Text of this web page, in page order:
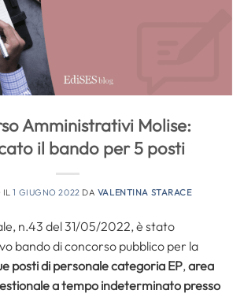
Amministrativi Molise:
il bando per 5 posti
IL1 GIUGNO 2022 DA VALENTINA STARACE
n.43 del 31/05/2022, è stato
bando di concorso pubblico per la
posti di personale categoria EP, area
a tempo indeterminato presso